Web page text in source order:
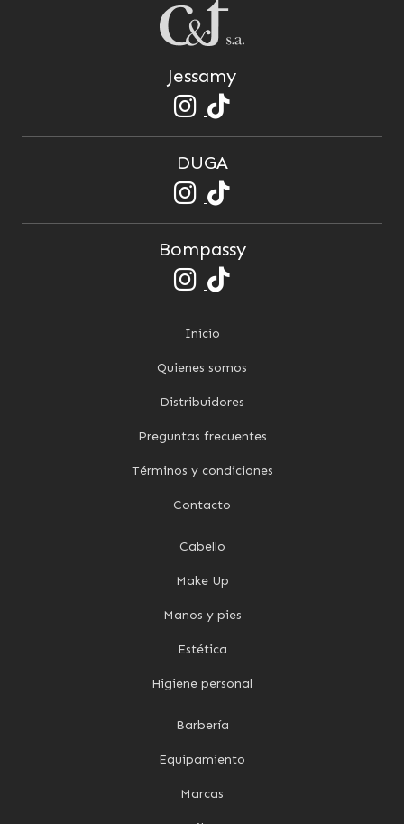
Jessamy
DUGA
Bompassy
Inicio
Quienes somos
Distribuidores
Preguntas frecuentes
Términos y condiciones
Contacto
Cabello
Make Up
Manos y pies
Estética
Higiene personal
Barbería
Equipamiento
Marcas